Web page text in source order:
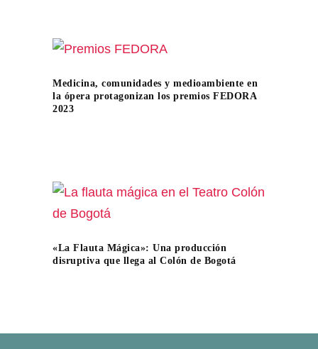
Medicina, comunidades y medioambiente en
la ópera protagonizan los premios FEDORA
2023
«La Flauta Mágica»: Una producción
disruptiva que llega al Colón de Bogotá